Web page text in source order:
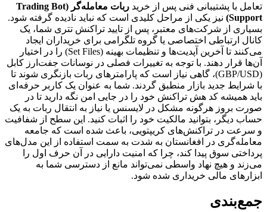
تعامل با پشتیبانی فنی پس از خرید
ربات معامله‌گر (Trading Bot
Support) نیز یکی از مراحل کلیدی است که نباید نادیده گرفته شود.
بسیاری از شرکت‌های معتبر، پس از تایید تراکنش تتری شما، یک
کانال ارتباطی اختصاصی یا گروه تلگرامی برای خریداران ایجاد
می‌کنند تا آخرین آپدیت‌ها و تنظیمات بهینه (Set Files) را در اختیار
آن‌ها قرار دهند. با توجه به تغییرات فصلی در نوسانات جفت‌ارز کابل
(GBP/USD)، گاهی نیاز است که پارامترهای ربات بازنگری شوند تا
با شرایط جدید بازار منطبق گردند. شما به عنوان یک کاربر حرفه‌ای
باید همیشه کد هش تراکنش خود را در جایی امن نگه دارید تا در
صورت بروز هرگونه مشکل در لایسنس یا نیاز به انتقال ربات به یک
حساب دیگر، بتوانید مالکیت خود را اثبات کنید. این سطح از شفافیت
و سرعت در تراکنش‌های کریپتویی، باعث شده است که جامعه
معامله‌گری در افغانستان به شدت به سمت استفاده از این مدل‌های
پرداختی سوق پیدا کند، چرا که امنیت دارایی در آن حرف اول را
می‌زند و هیچ نهاد واسطی نمی‌تواند مانع از دسترسی شما به
ابزارهای مالی خریداری شده شود.
جمع‌بندی